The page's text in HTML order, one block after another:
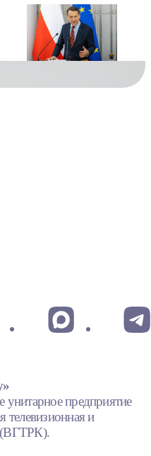
унитарное предприятие
телевизионная и
(ВГТРК).